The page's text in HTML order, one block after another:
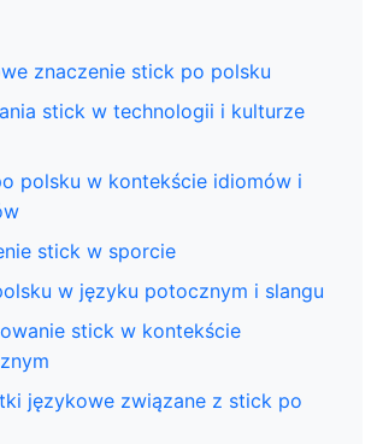
znaczenie stick po polsku
stick w technologii i kulturze
polsku w kontekście idiomów i
stick w sporcie
w języku potocznym i slangu
stick w kontekście
językowe związane z stick po